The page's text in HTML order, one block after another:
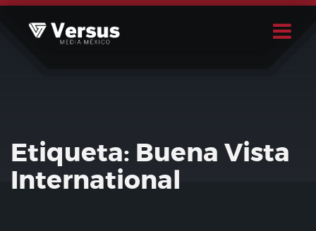
Skip
Etiqueta: Buena Vista
International